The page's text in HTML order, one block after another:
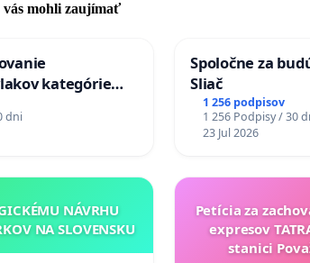
vás mohli zaujímať
kategórie
v železničnej
dni
Spoločne za
Sliač
1 256 podpisov
1 256 Podpisy / 30
23 Jul 2026
NÁVRHU
NA SLOVENSKU
Petícia za
expresov
stanici